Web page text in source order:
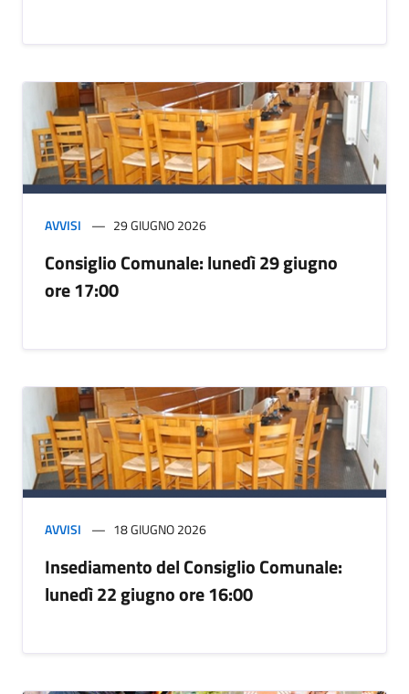
AVVISI 29 GIUGNO 2026
Consiglio Comunale: lunedì 29 giugno
ore 17:00
AVVISI 18 GIUGNO 2026
Insediamento del Consiglio Comunale:
lunedì 22 giugno ore 16:00